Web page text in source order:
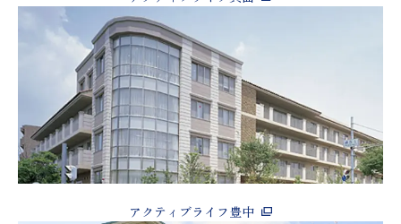
アクティブライフ豊中